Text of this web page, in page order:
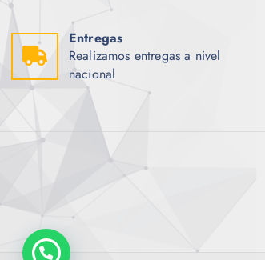
Entregas
Realizamos entregas a nivel
nacional